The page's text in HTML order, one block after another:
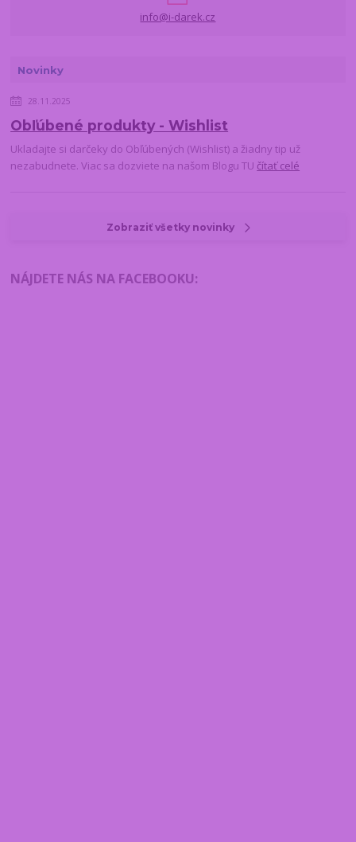
info@i-darek.cz
Novinky
28.11.2025
Obľúbené produkty - Wishlist
Ukladajte si darčeky do Obľúbených (Wishlist) a žiadny tip už
nezabudnete. Viac sa dozviete na našom Blogu TU čítať celé
Zobraziť všetky novinky
NÁJDETE NÁS NA FACEBOOKU: